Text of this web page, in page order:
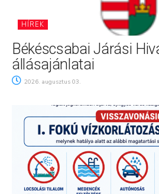
HÍREK
Békéscsabai Járási
állásajánlatai
2026. augusztus 03.